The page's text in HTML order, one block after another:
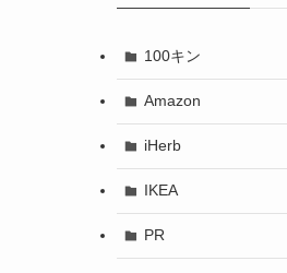
100キン
Amazon
iHerb
IKEA
PR